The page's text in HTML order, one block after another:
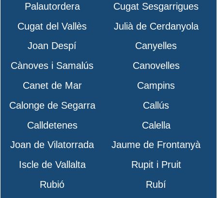
Palautordera
Cugat Sesgarrigues
Cugat del Vallès
Julià de Cerdanyola
Joan Despí
Canyelles
Cànoves i Samalús
Canovelles
Canet de Mar
Campins
Calonge de Segarra
Callús
Calldetenes
Calella
Joan de Vilatorrada
Jaume de Frontanyà
Iscle de Vallalta
Rupit i Pruit
Rubió
Rubí